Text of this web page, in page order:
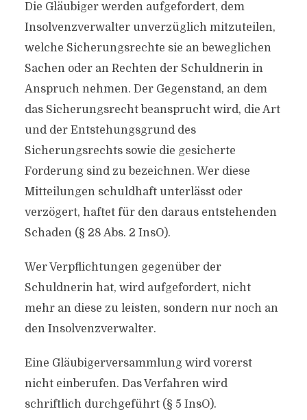
Die Gläubiger werden aufgefordert, dem
Insolvenzverwalter unverzüglich mitzuteilen,
welche Sicherungsrechte sie an beweglichen
Sachen oder an Rechten der Schuldnerin in
Anspruch nehmen. Der Gegenstand, an dem
das Sicherungsrecht beansprucht wird, die Art
und der Entstehungsgrund des
Sicherungsrechts sowie die gesicherte
Forderung sind zu bezeichnen. Wer diese
Mitteilungen schuldhaft unterlässt oder
verzögert, haftet für den daraus entstehenden
Schaden (§ 28 Abs. 2 InsO).
Wer Verpflichtungen gegenüber der
Schuldnerin hat, wird aufgefordert, nicht
mehr an diese zu leisten, sondern nur noch an
den Insolvenzverwalter.
Eine Gläubigerversammlung wird vorerst
nicht einberufen. Das Verfahren wird
schriftlich durchgeführt (§ 5 InsO).